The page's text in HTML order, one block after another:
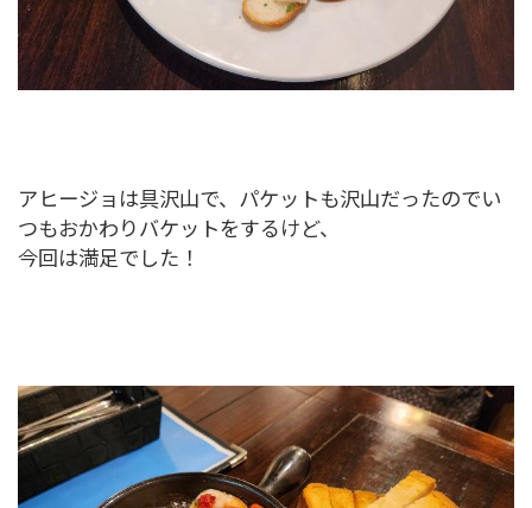
アヒージョは具沢山で、パケットも沢山だったのでい
つもおかわりバケットをするけど、
今回は満足でした！